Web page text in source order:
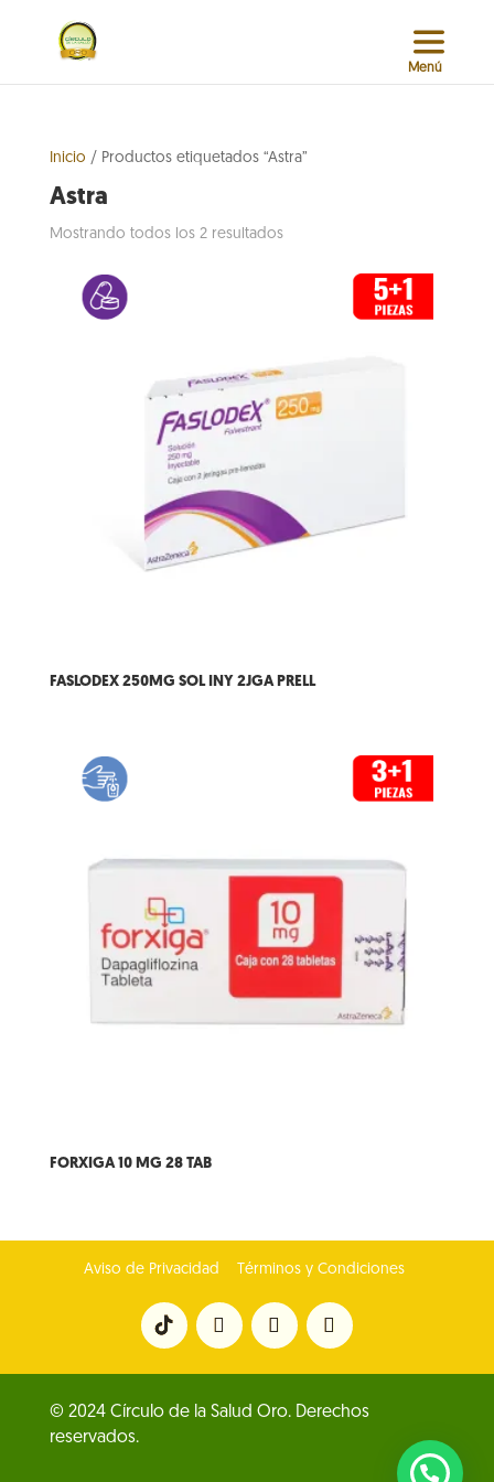
Inicio / Productos etiquetados “Astra”
Astra
Mostrando todos los 2 resultadosSorted
FASLODEX 250MG SOL INY 2JGA PRELL
FORXIGA 10 MG 28 TAB
Aviso de Privacidad Términos y Condiciones
© 2024 Círculo de la Salud Oro. Derechos
reservados.